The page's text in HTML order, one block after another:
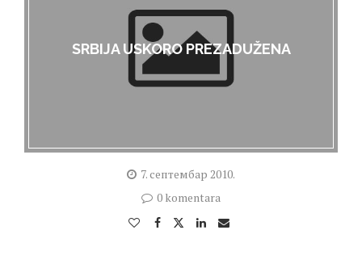
SRBIJA USKORO PREZADUŽENA
7. септембар 2010.
0 komentara